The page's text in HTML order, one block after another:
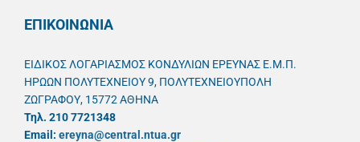
ΕΠΙΚΟΙΝΩΝΙΑ
ΕΙΔΙΚΟΣ ΛΟΓΑΡΙΑΣΜΟΣ ΚΟΝΔΥΛΙΩΝ ΕΡΕΥΝΑΣ Ε.Μ.Π.
ΗΡΩΩΝ ΠΟΛΥΤΕΧΝΕΙΟΥ 9, ΠΟΛΥΤΕΧΝΕΙΟΥΠΟΛΗ
ΖΩΓΡΑΦΟΥ, 15772 ΑΘΗΝΑ
Τηλ. 210 7721348
Email: ereyna@central.ntua.gr